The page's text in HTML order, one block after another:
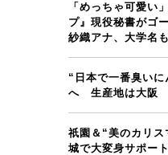
「めっちゃ可愛い
プ』現役秘書がゴ
紗織アナ、大学名
“日本で一番臭い
へ 生産地は大阪
祇園＆“美のカリ
城で大変身サポート